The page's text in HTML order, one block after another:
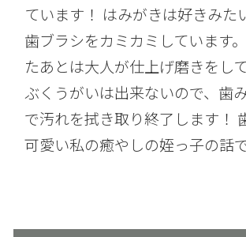
ています！ はみがきは好きみた
歯ブラシをカミカミしています
たあとは大人が仕上げ磨きをし
ぶくうがいは出来ないので、歯
で汚れを拭き取り終了します！
可愛い私の癒やしの姪っ子の話